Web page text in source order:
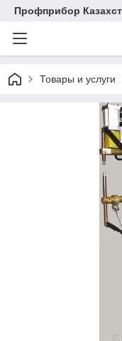
Профприбор
Товары и услуги